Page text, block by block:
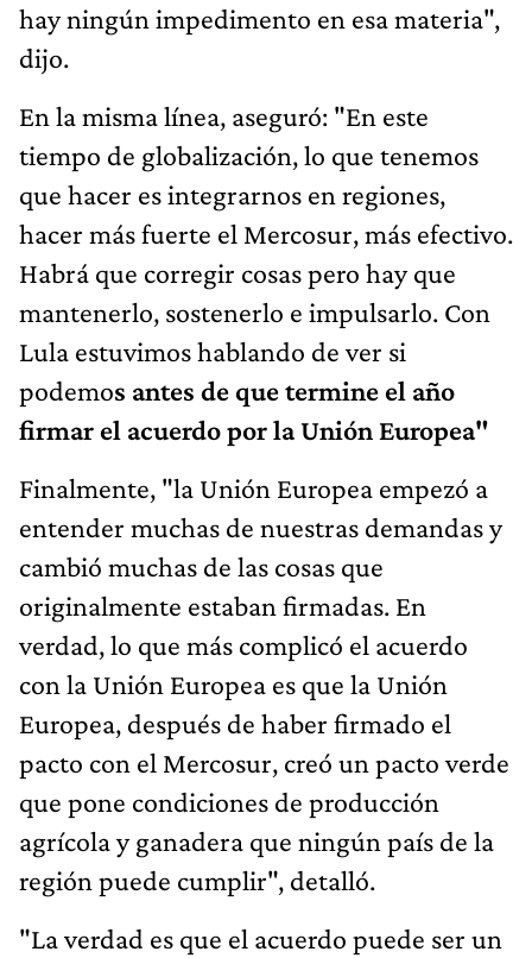
hay ningún impedimento en esa materia",
dijo.
En la misma línea, aseguró: "En este
tiempo de globalización, lo que tenemos
que hacer es integrarnos en regiones,
hacer más fuerte el Mercosur, más efectivo.
Habrá que corregir cosas pero hay que
mantenerlo, sostenerlo e impulsarlo. Con
Lula estuvimos hablando de ver si
podemos antes de que termine el año
firmar el acuerdo por la Unión Europea"
Finalmente, "la Unión Europea empezó a
entender muchas de nuestras demandas y
cambió muchas de las cosas que
originalmente estaban firmadas. En
verdad, lo que más complicó el acuerdo
con la Unión Europea es que la Unión
Europea, después de haber firmado el
pacto con el Mercosur, creó un pacto verde
que pone condiciones de producción
agrícola y ganadera que ningún país de la
región puede cumplir", detalló.
"La verdad es que el acuerdo puede ser un